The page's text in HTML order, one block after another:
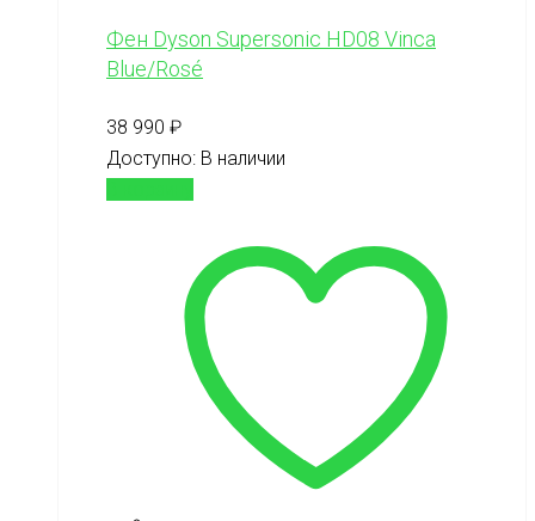
Фен Dyson Supersonic HD08 Vinca
Blue/Rosé
38 990 ₽
Доступно: В наличии